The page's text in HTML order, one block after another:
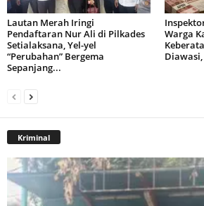
Lautan Merah Iringi
Pendaftaran Nur Ali di Pilkades
Setialaksana, Yel-yel
“Perubahan” Bergema
Sepanjang...
Warga
Kriminal